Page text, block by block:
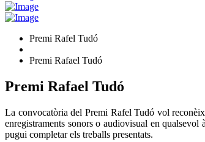
Premi Rafel Tudó
Premi Rafael Tudó
Premi Rafael Tudó
La convocatòria del Premi Rafel Tudó vol
enregistraments sonors o audiovisual en
pugui completar els treballs presentats.